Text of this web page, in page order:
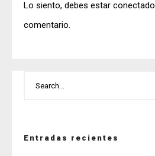
Lo siento, debes estar conectado
comentario.
Entradas recientes